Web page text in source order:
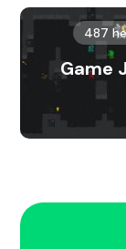
487
Game